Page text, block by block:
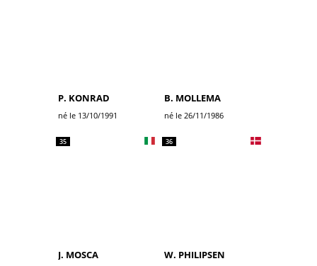
P. KONRAD
né le 13/10/1991
B. MOLLEMA
né le 26/11/1986
35
J. MOSCA
36
W. PHILIPSEN